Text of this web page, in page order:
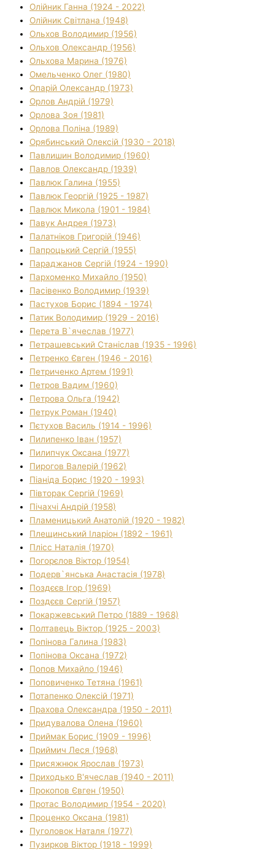
Олійник Ганна (1924 - 2022)
Олійник Світлана (1948)
Ольхов Володимир (1956)
Ольхов Олександр (1956)
Ольхова Марина (1976)
Омельченко Олег (1980)
Опарій Олександр (1973)
Орлов Андрій (1979)
Орлова Зоя (1981)
Орлова Поліна (1989)
Орябинський Олексій (1930 - 2018)
Павлишин Володимир (1960)
Павлов Олександр (1939)
Павлюк Галина (1955)
Павлюк Георгій (1925 - 1987)
Павлюк Микола (1901 - 1984)
Павук Андрея (1973)
Палатніков Григорій (1946)
Папроцький Сергій (1955)
Параджанов Сергій (1924 - 1990)
Пархоменко Михайло (1950)
Пасівенко Володимир (1939)
Пастухов Борис (1894 - 1974)
Патик Володимир (1929 - 2016)
Перета В`ячеслав (1977)
Петрашевський Станіслав (1935 - 1996)
Петренко Євген (1946 - 2016)
Петриченко Артем (1991)
Петров Вадим (1960)
Петрова Ольга (1942)
Петрук Роман (1940)
Пєтухов Василь (1914 - 1996)
Пилипенко Іван (1957)
Пилипчук Оксана (1977)
Пирогов Валерій (1962)
Піаніда Борис (1920 - 1993)
Півторак Сергій (1969)
Пічахчі Андрій (1958)
Пламеницький Анатолій (1920 - 1982)
Плещинський Іларіон (1892 - 1961)
Плісс Наталія (1970)
Погорєлов Віктор (1954)
Подерв`янська Анастасія (1978)
Поздєєв Ігор (1969)
Поздєєв Сергій (1957)
Покаржевський Петро (1889 - 1968)
Полтавець Віктор (1925 - 2003)
Попінова Галина (1983)
Попінова Оксана (1972)
Попов Михайло (1946)
Поповиченко Тетяна (1961)
Потапенко Олексій (1971)
Прахова Олександра (1950 - 2011)
Придувалова Олена (1960)
Приймак Борис (1909 - 1996)
Приймич Леся (1968)
Присяжнюк Ярослав (1973)
Приходько В'ячеслав (1940 - 2011)
Прокопов Євген (1950)
Протас Володимир (1954 - 2020)
Проценко Оксана (1981)
Пуголовок Наталя (1977)
Пузирков Віктор (1918 - 1999)